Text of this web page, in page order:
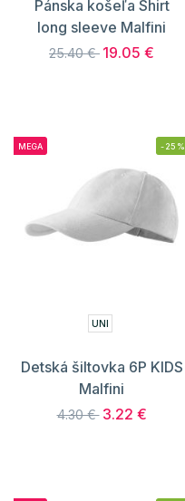
Pánska košeľa Shirt
long sleeve Malfini
25.40 € 19.05 €
MEGA -25%
UNI
Detská šiltovka 6P KIDS
Malfini
4.30 € 3.22 €